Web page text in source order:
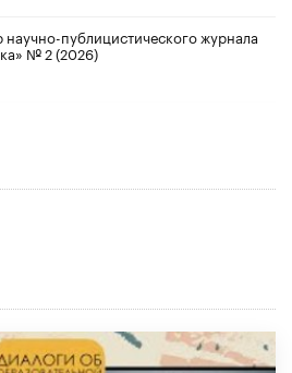
публицистического журнала
№ 2 (2026)